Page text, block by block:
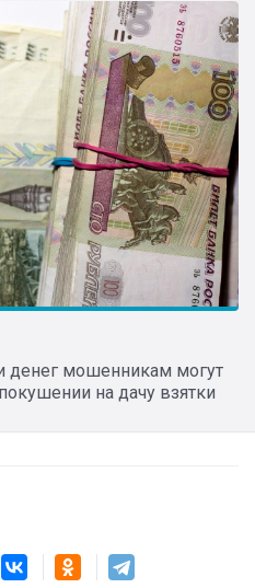
денег мошенникам могут
на дачу взятки